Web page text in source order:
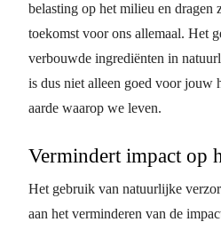
belasting op het milieu en dragen
toekomst voor ons allemaal. Het
verbouwde ingrediënten in
is dus niet alleen goed voor jouw
aarde waarop we leven.
Vermindert impact op
Het gebruik van natuurlijke
aan het verminderen van de